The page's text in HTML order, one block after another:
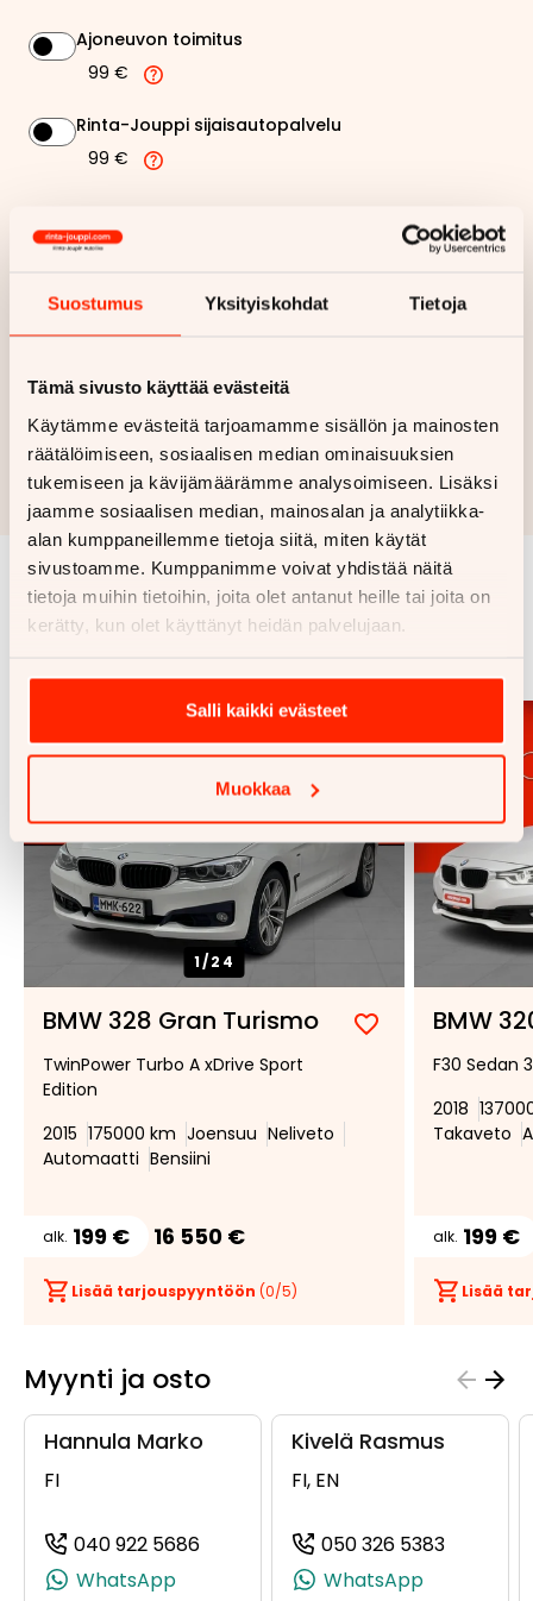
Suostumus Yksityiskohdat Tietoja
Tämä sivusto käyttää evästeitä
Käytämme evästeitä tarjoamamme sisällön ja mainosten
räätälöimiseen, sosiaalisen median ominaisuuksien
tukemiseen ja kävijämäärämme analysoimiseen. Lisäksi
jaamme sosiaalisen median, mainosalan ja analytiikka-
alan kumppaneillemme tietoja siitä, miten käytät
sivustoamme. Kumppanimme voivat yhdistää näitä
tietoja muihin tietoihin, joita olet antanut heille tai joita on
kerätty, kun olet käyttänyt heidän palvelujaan.
Salli kaikki evästeet
Muokkaa
Ajoneuvon toimitus
99 €
Rinta-Jouppi sijaisautopalvelu
99 €
Kuukausierä 215,58 €
Hae rahoitustarjous
Rahoituslaskelma on suuntaa antava ja edellyttää hyväksytyn
luottopäätöksen ja kaskovakuutuksen.
Samankaltaisia ajoneuvoja
1/24
BMW 328 Gran Turismo
Lisää
suosikiksi
Poista
suosikeista
TwinPower Turbo A xDrive Sport
Edition
2015 175000 km Joensuu Neliveto
Automaatti Bensiini
alk. 199 € 16 550 €
Lisää tarjouspyyntöön (0/5)
BMW
F30 Sedan
2018
Takaveto
alk. 199 €
Lisää
Myynti ja osto
Hannula Marko
FI
040 922 5686
(+358409225686, 0409225686,
WhatsApp
Kivelä Rasmus
FI, EN
050 326 5383
WhatsApp